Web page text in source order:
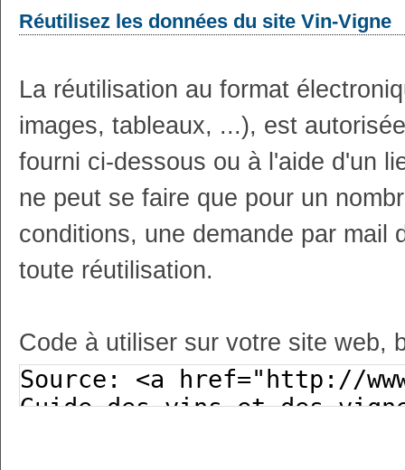
Réutilisez les données du site Vin-Vigne
La réutilisation au format
images, tableaux, ...), est
fourni ci-dessous ou à l'aide d'un
ne peut se faire que pour un
conditions, une demande par mail
toute réutilisation.
Code à utiliser sur votre site web,